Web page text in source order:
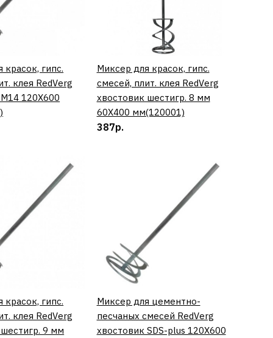
КУПИТЬ
гипс. смесей и
RedVerg
шестигр. 8 мм
КУПИТЬ
КУПИТЬ
красок, гипс.
клея RedVerg
120Х600
КУПИТЬ
Миксер для красок, гипс.
смесей, плит. клея RedVerg
хвостовик шестигр. 8 мм
60Х400 мм(120001)
387р.
КУПИТЬ
красок, гипс.
клея RedVerg
9 мм
КУПИТЬ
Миксер для цементно-
песчаных смесей RedVerg
хвостовик SDS-plus 120Х600